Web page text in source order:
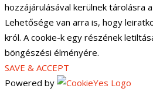
hozzájárulásával kerülnek tárolásra
Lehetősége van arra is, hogy
król. A cookie-k egy részének
böngészési élményére.
SAVE & ACCEPT
Powered by